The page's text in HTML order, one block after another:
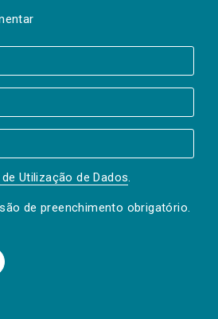
Utilização de Dados.
de preenchimento obrigatório.